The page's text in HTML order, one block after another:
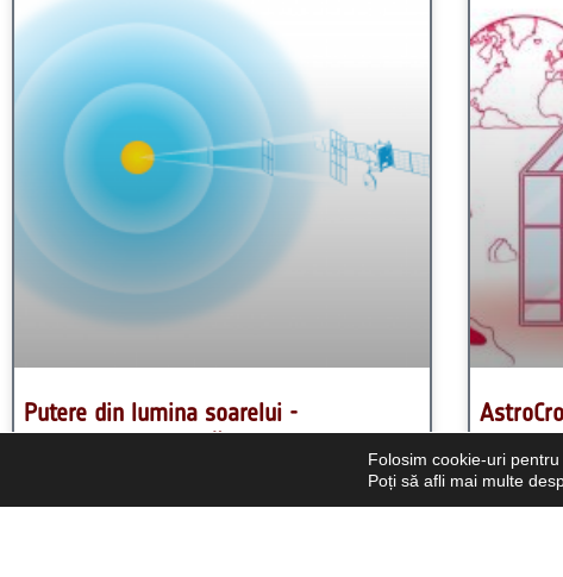
Cuvinte cheie:
Resurse pentru sala de clasă Știință,
Folosim cookie-uri
Poți să afli mai multe